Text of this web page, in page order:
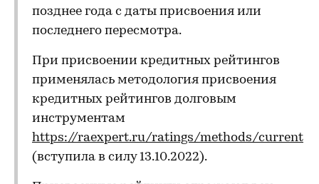
позднее года с даты присвоения или
последнего пересмотра.
При присвоении кредитных рейтингов
применялась методология присвоения
кредитных рейтингов долговым
инструментам
https://raexpert.ru/ratings/methods/current
(вступила в силу 13.10.2022).